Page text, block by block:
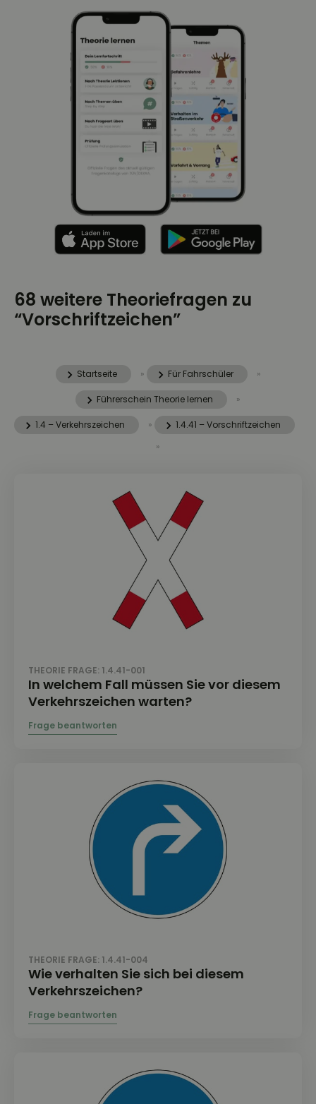
68 weitere Theoriefragen zu
“Vorschriftzeichen”
Startseite » Für Fahrschüler »
Führerschein Theorie lernen »
1.4 – Verkehrszeichen »
1.4.41 – Vorschriftzeichen
»
THEORIE FRAGE: 1.4.41-001
In welchem Fall müssen Sie vor diesem
Verkehrszeichen warten?
THEORIE FRAGE: 1.4.41-004
Wie verhalten Sie sich bei diesem
Verkehrszeichen?